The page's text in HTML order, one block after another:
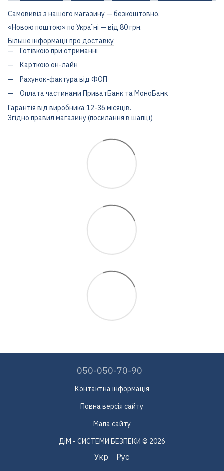
Самовивіз з нашого магазину — безкоштовно.
«Новою поштою» по Україні — від 80 грн.
Більше інформації про доставку
Готівкою при отриманні
Карткою он-лайн
Рахунок-фактура від ФОП
Оплата частинами ПриватБанк та МоноБанк
Гарантія від виробника 12-36 місяців.
Згідно правил магазину (посилання в шапці)
050-050-70-90
Контактна інформація
Повна версія сайту
Мапа сайту
ДіМ - СИСТЕМИ БЕЗПЕКИ © 2026
Укр Рус